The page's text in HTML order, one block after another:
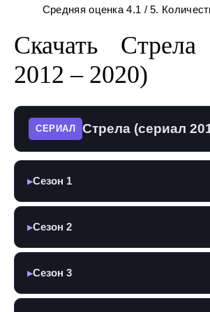
Средняя оценка4.1 / 5.
Скачать Стрела
2012 – 2020)
СЕРИАЛ Стрела (сериал
▶Сезон 1
▶Сезон 2
▶Сезон 3